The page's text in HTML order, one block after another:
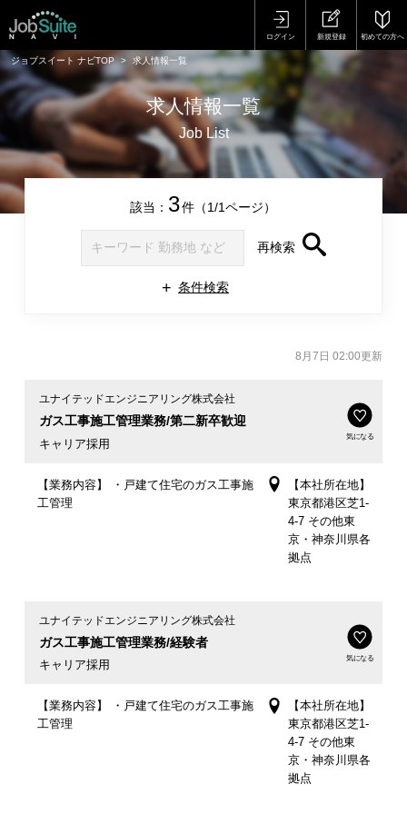
ログイン 新規登録 初めての方へ
ジョブスイート ナビTOP 求人情報一覧
求人情報一覧
Job List
該当： 3件（1/1ページ）
再検索
条件検索
8月7日 02:00更新
ガス工事施工管理業務/第二新卒歓迎
キャリア採用
ユナイテッドエンジニアリング株式会社
気になる
【業務内容】 ・戸建て住宅のガス工事施
工管理
【本社所在地】
東京都港区芝1-
4-7 その他東
京・神奈川県各
拠点
ガス工事施工管理業務/経験者
キャリア採用
ユナイテッドエンジニアリング株式会社
気になる
【業務内容】 ・戸建て住宅のガス工事施
工管理
【本社所在地】
東京都港区芝1-
4-7 その他東
京・神奈川県各
拠点